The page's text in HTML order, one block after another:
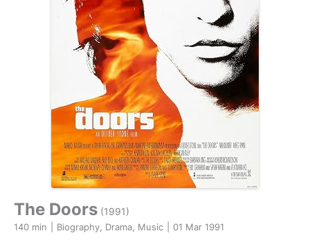
The Doors (1991)
140 min Biography, Drama, Music 01 Mar 1991